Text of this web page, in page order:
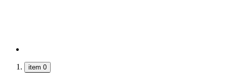
item 0